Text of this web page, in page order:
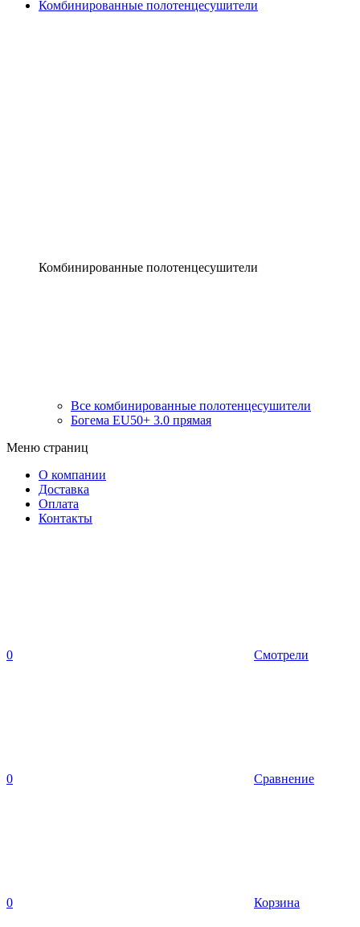
Комбинированные полотенцесушители
Комбинированные полотенцесушители
Все комбинированные полотенцесушители
Богема EU50+ 3.0 прямая
Меню страниц
О компании
Доставка
Оплата
Контакты
0 Смотрели
0 Сравнение
0 Корзина